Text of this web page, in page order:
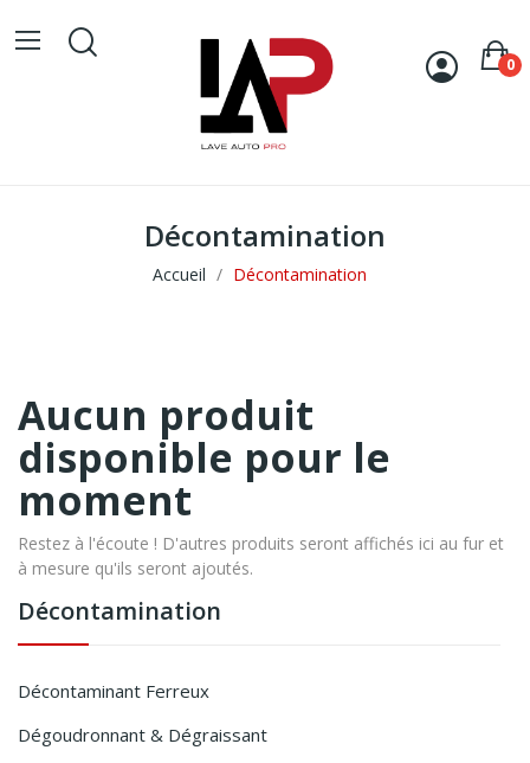
0
Décontamination
Accueil Décontamination
Décontamination
Décontaminant Ferreux
Dégoudronnant & Dégraissant
Aucun produit
disponible pour le
moment
Restez à l'écoute ! D'autres produits seront affichés ici au fur et
à mesure qu'ils seront ajoutés.